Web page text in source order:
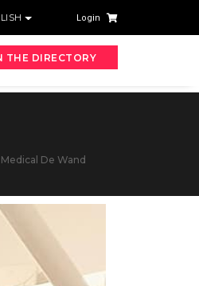
Login
THE DIRECTORY
De Wand